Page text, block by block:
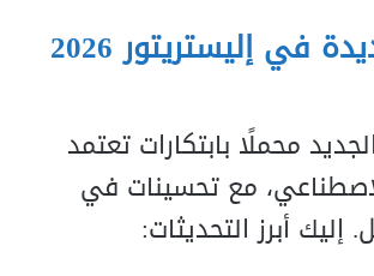
الميزات الجديدة في إليستريتور 2026
محملًا بابتكارات تعتمد
مع تحسينات في
إليك أبرز التحديثات: